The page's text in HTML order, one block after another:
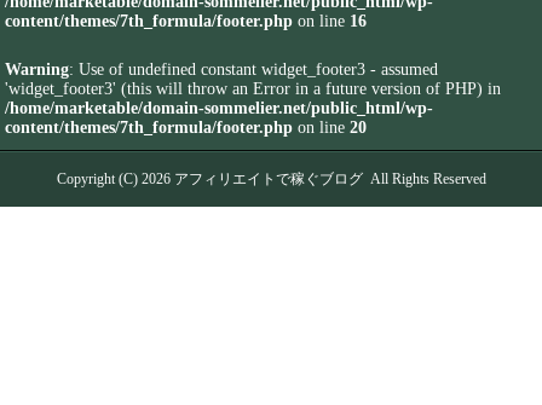
content/themes/7th_formula/footer.php on line 16
Warning: Use of undefined constant widget_footer3 - assumed
'widget_footer3' (this will throw an Error in a future version of PHP) in
/home/marketable/domain-sommelier.net/public_html/wp-
content/themes/7th_formula/footer.php on line20
Copyright (C) 2026 アフィリエイトで稼ぐブログAll Rights Reserved